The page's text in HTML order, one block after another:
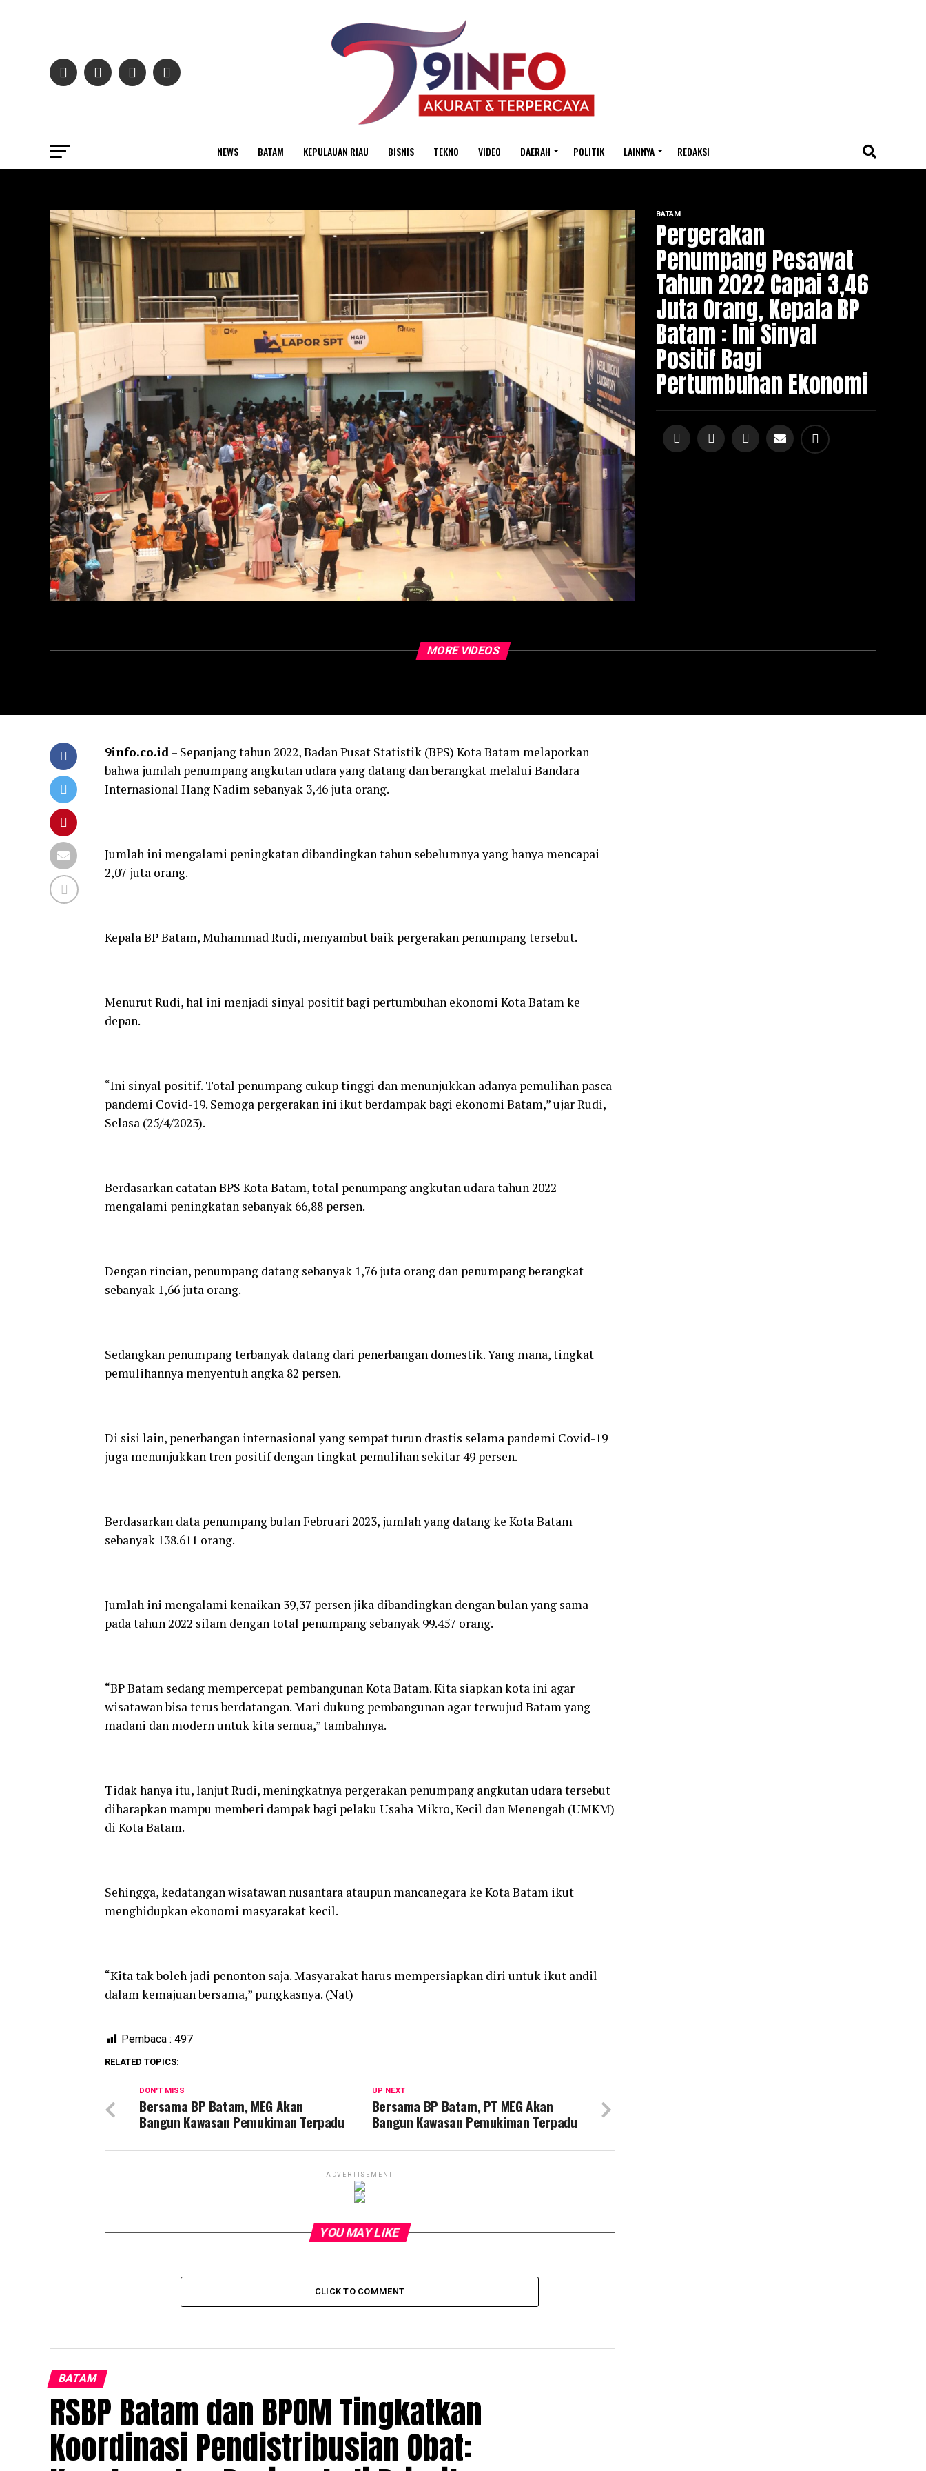
NEWS BATAM KEPULAUAN RIAU BISNIS TEKNO VIDEO DAERAH POLITIK LAINNYA REDAKSI
BATAM
Pergerakan
Penumpang Pesawat
Tahun 2022 Capai 3,46
Juta Orang, Kepala BP
Batam : Ini Sinyal
Positif Bagi
Pertumbuhan Ekonomi
MORE VIDEOS
9info.co.id– Sepanjang tahun 2022, Badan Pusat Statistik (BPS) Kota Batam melaporkan
bahwa jumlah penumpang angkutan udara yang datang dan berangkat melalui Bandara
Internasional Hang Nadim sebanyak 3,46 juta orang.
Jumlah ini mengalami peningkatan dibandingkan tahun sebelumnya yang hanya mencapai
2,07 juta orang.
Kepala BP Batam, Muhammad Rudi, menyambut baik pergerakan penumpang tersebut.
Menurut Rudi, hal ini menjadi sinyal positif bagi pertumbuhan ekonomi Kota Batam ke
depan.
“Ini sinyal positif. Total penumpang cukup tinggi dan menunjukkan adanya pemulihan pasca
pandemi Covid-19. Semoga pergerakan ini ikut berdampak bagi ekonomi Batam,” ujar Rudi,
Selasa (25/4/2023).
Berdasarkan catatan BPS Kota Batam, total penumpang angkutan udara tahun 2022
mengalami peningkatan sebanyak 66,88 persen.
Dengan rincian, penumpang datang sebanyak 1,76 juta orang dan penumpang berangkat
sebanyak 1,66 juta orang.
Sedangkan penumpang terbanyak datang dari penerbangan domestik. Yang mana, tingkat
pemulihannya menyentuh angka 82 persen.
Di sisi lain, penerbangan internasional yang sempat turun drastis selama pandemi Covid-19
juga menunjukkan tren positif dengan tingkat pemulihan sekitar 49 persen.
Berdasarkan data penumpang bulan Februari 2023, jumlah yang datang ke Kota Batam
sebanyak 138.611 orang.
Jumlah ini mengalami kenaikan 39,37 persen jika dibandingkan dengan bulan yang sama
pada tahun 2022 silam dengan total penumpang sebanyak 99.457 orang.
“BP Batam sedang mempercepat pembangunan Kota Batam. Kita siapkan kota ini agar
wisatawan bisa terus berdatangan. Mari dukung pembangunan agar terwujud Batam yang
madani dan modern untuk kita semua,” tambahnya.
Tidak hanya itu, lanjut Rudi, meningkatnya pergerakan penumpang angkutan udara tersebut
diharapkan mampu memberi dampak bagi pelaku Usaha Mikro, Kecil dan Menengah (UMKM)
di Kota Batam.
Sehingga, kedatangan wisatawan nusantara ataupun mancanegara ke Kota Batam ikut
menghidupkan ekonomi masyarakat kecil.
“Kita tak boleh jadi penonton saja. Masyarakat harus mempersiapkan diri untuk ikut andil
dalam kemajuan bersama,” pungkasnya. (Nat)
Pembaca : 497
RELATED TOPICS:
UP NEXT
Bersama BP Batam, PT MEG Akan
Bangun Kawasan Pemukiman Terpadu
DON'T MISS
Bersama BP Batam, MEG Akan
Bangun Kawasan Pemukiman Terpadu
ADVERTISEMENT
YOU MAY LIKE
CLICK TO COMMENT
BATAM
RSBP Batam dan BPOM Tingkatkan
Koordinasi Pendistribusian Obat: